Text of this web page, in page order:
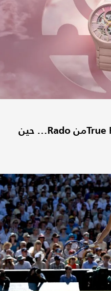
ساعة True Round Open Heartمن Rado... حين